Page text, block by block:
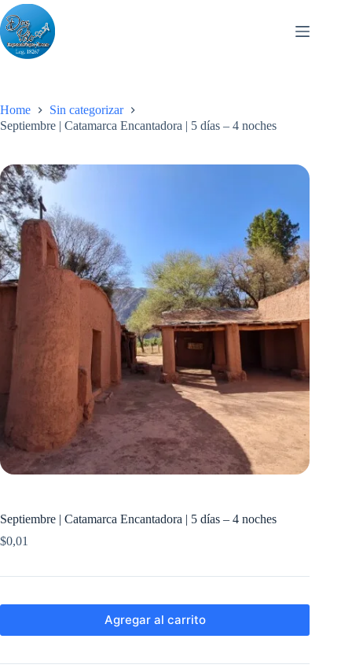
Skip
to
content
Home
Sin categorizar
Septiembre | Catamarca Encantadora | 5 días – 4 noches
Septiembre | Catamarca Encantadora | 5 días – 4 noches
$0,01
Agregar al carrito